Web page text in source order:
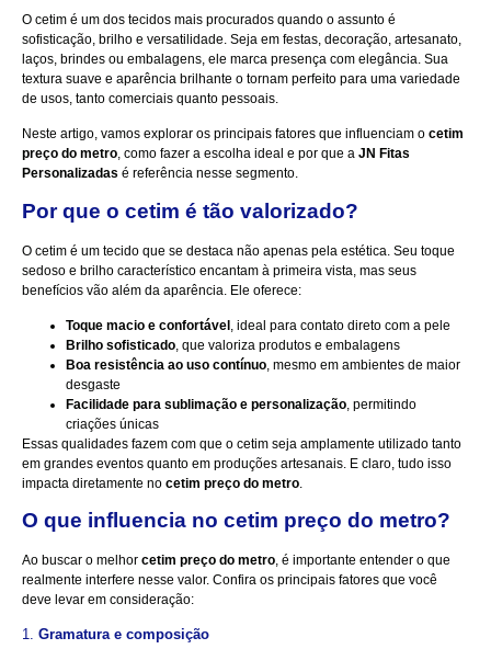
O cetim é um dos tecidos mais procurados quando o assunto é
sofisticação, brilho e versatilidade. Seja em festas, decoração, artesanato,
laços, brindes ou embalagens, ele marca presença com elegância. Sua
textura suave e aparência brilhante o tornam perfeito para uma variedade
de usos, tanto comerciais quanto pessoais.
Neste artigo, vamos explorar os principais fatores que influenciam o cetim
preço do metro, como fazer a escolha ideal e por que a JN Fitas
Personalizadas é referência nesse segmento.
Por que o cetim é tão valorizado?
O cetim é um tecido que se destaca não apenas pela estética. Seu toque
sedoso e brilho característico encantam à primeira vista, mas seus
benefícios vão além da aparência. Ele oferece:
Toque macio e confortável , ideal para contato direto com a pele
Brilho sofisticado, que valoriza produtos e embalagens
Boa resistência ao uso contínuo, mesmo em ambientes de maior
desgaste
Facilidade para sublimação e personalização, permitindo
criações únicas
Essas qualidades fazem com que o cetim seja amplamente utilizado tanto
em grandes eventos quanto em produções artesanais. E claro, tudo isso
impacta diretamente no cetim preço do metro.
O que influencia no cetim preço do metro?
Ao buscar o melhor cetim preço do metro, é importante entender o que
realmente interfere nesse valor. Confira os principais fatores que você
deve levar em consideração:
1. Gramatura e composição